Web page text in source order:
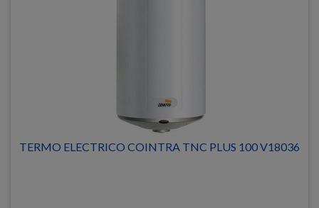
TERMO ELECTRICO COINTRA TNC PLUS 100 V18036